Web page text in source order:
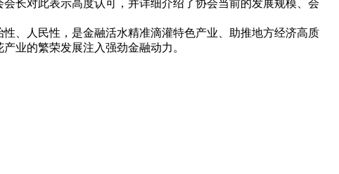
长对此表示高度认可，并详细介绍了协会当前的发展规模、会
、人民性，是金融活水精准滴灌特色产业、助推地方经济高质
业的繁荣发展注入强劲金融动力。